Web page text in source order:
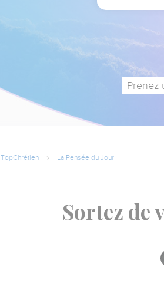
Prenez
TopChrétien La Pensée du Jour
Sortez de